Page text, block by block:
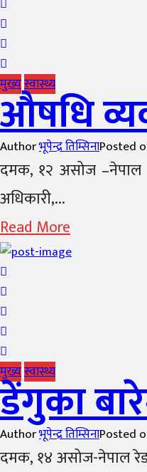
मुख्यस्वास्थ्य
औषधि
Authorभूपेन्द्र तिम्सिनाPosted
दमक, १२ असोज –नेपाल
अधिकारी,...
Read More
मुख्यस्वास्थ्य
डेंगुका
Authorभूपेन्द्र तिम्सिनाPosted
दमक, १४ असोज-नेपाल